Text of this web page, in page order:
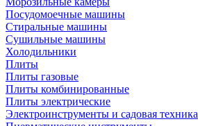
Посудомоечные машины
Стиральные машины
Сушильные машины
Холодильники
Плиты
Плиты газовые
Плиты комбинированные
Плиты электрические
Электроинструменты и садовая техника